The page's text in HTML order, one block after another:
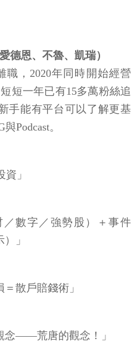
德恩、不魯、凱瑞）
職，2020年同時開始經營
短一年已有15多萬粉絲追
手能有平台可以了解更基
Podcast。
」
／數字／強勢股）＋事件
」
散戶賠錢術」
念——荒唐的觀念！」